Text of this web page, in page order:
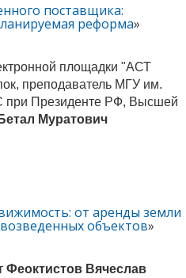
поставщика:
реформа»
площадки "АСТ
преподаватель МГУ им.
Президенте РФ, Высшей
Муратович
от аренды земли
объектов»
Феоктистов Вячеслав